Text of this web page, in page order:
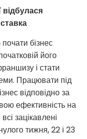
відбулася
бізнес
його
і стати
Працювати під
відповідно за
ефективність на
зацікавлені
тижня, 22 і 23